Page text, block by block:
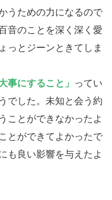
うための力になるので
音のことを深く深く愛
っとジーンときてしま
事にすること」
ってい
でした。未知と会う約
ことができなかったよ
とができてよかったで
も良い影響を与えたよ